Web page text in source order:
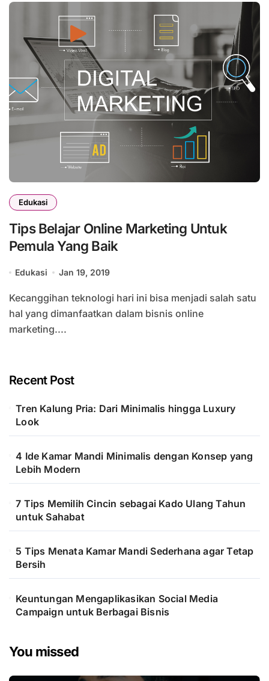
Edukasi
Tips Belajar Online Marketing Untuk
Pemula Yang Baik
Edukasi Jan 19, 2019
Kecanggihan teknologi hari ini bisa menjadi salah satu
hal yang dimanfaatkan dalam bisnis online
marketing....
Recent Post
Tren Kalung Pria: Dari Minimalis hingga Luxury
Look
4 Ide Kamar Mandi Minimalis dengan Konsep yang
Lebih Modern
7 Tips Memilih Cincin sebagai Kado Ulang Tahun
untuk Sahabat
5 Tips Menata Kamar Mandi Sederhana agar Tetap
Bersih
Keuntungan Mengaplikasikan Social Media
Campaign untuk Berbagai Bisnis
You missed